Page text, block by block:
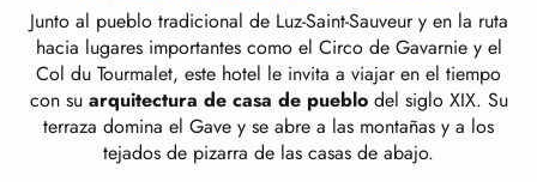
Junto al pueblo tradicional de Luz-Saint-Sauveur y en la ruta
hacia lugares importantes como el Circo de Gavarnie y el
Col du Tourmalet, este hotel le invita a viajar en el tiempo
con su arquitectura de casa de pueblo del siglo XIX. Su
terraza domina el Gave y se abre a las montañas y a los
tejados de pizarra de las casas de abajo.